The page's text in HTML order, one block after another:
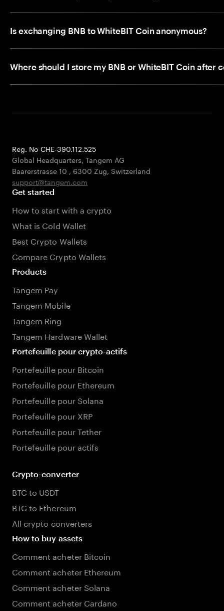
Is exchanging BNB to WhiteBIT Coin anonymous?
Where should I store my BNB or WhiteBIT Coin after
Reg. No CHE-390.112.525
Global Headquarters, Tangem AG
Baarerstrasse 10 , 6300 Zug, Switzerland
support@tangem.com
Get started
How to start with a crypto
What is Cold Wallet
Best Crypto Wallets
Compare Crypto Wallets
Products
Tangem Pay
Tangem Mobile
Tangem Ring
Tangem Hardware Wallet
Portefeuille pour crypto-actifs
Portefeuille pour Bitcoin
Portefeuille pour Ethereum
Portefeuille pour Solana
Portefeuille pour XRP
Portefeuille pour Tether
Portefeuille pour actifs
Crypto-converter
BTC to USDT
BTC to Ethereum
All crypto converters
How to buy assets
Comment acheter Bitcoin
Comment acheter Ethereum
Comment acheter Solana
Comment acheter Cardano